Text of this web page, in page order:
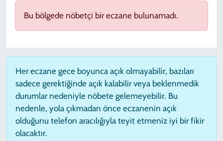
Bu bölgede nöbetçi bir eczane bulunamadı.
Her eczane gece boyunca açık olmayabilir, bazıları
sadece gerektiğinde açık kalabilir veya beklenmedik
durumlar nedeniyle nöbete gelemeyebilir. Bu
nedenle, yola çıkmadan önce eczanenin açık
olduğunu telefon aracılığıyla teyit etmeniz iyi bir fikir
olacaktır.